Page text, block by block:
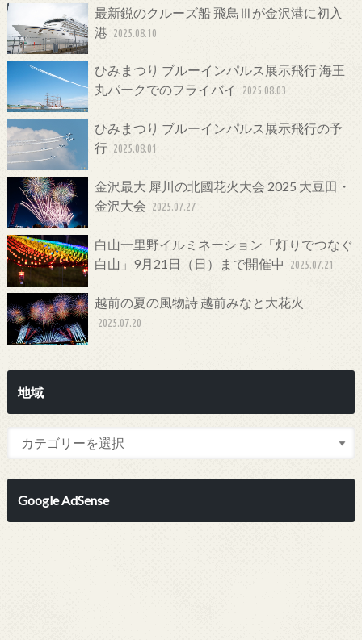
最新鋭のクルーズ船 飛鳥Ⅲが金沢港に初入
港 2025.08.10
ひみまつり ブルーインパルス展示飛行 海王
丸パークでのフライバイ
2025.08.03
ひみまつり ブルーインパルス展示飛行の予
行 2025.08.01
金沢最大 犀川の北國花火大会 2025 大豆田・
金沢大会 2025.07.27
白山一里野イルミネーション「灯りでつなぐ
白山」9月21日（日）まで開催中
2025.07.21
越前の夏の風物詩 越前みなと大花火
2025.07.20
地域
Google AdSense